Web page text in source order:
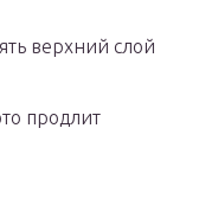
верхний слой
продлит